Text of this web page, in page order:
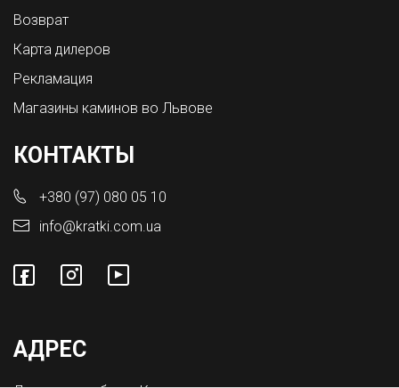
Возврат
Карта дилеров
Рекламация
Магазины каминов во Львове
КОНТАКТЫ
+380 (97) 080 05 10
info@kratki.com.ua
АДРЕС